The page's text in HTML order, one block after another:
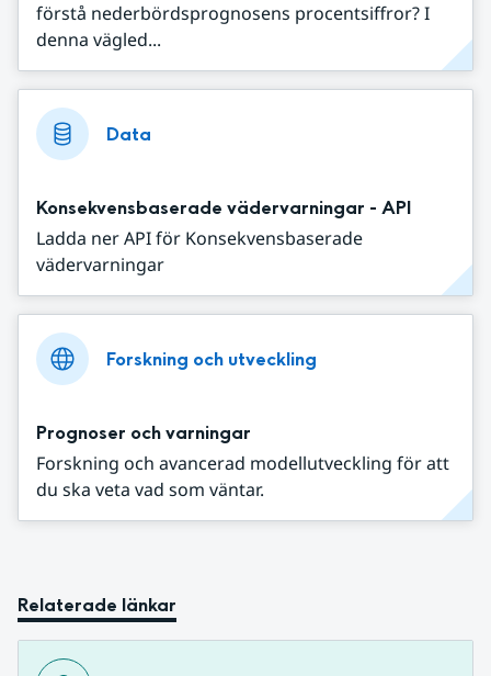
förstå nederbördsprognosens procentsiffror? I
denna vägled...
Data
Konsekvensbaserade vädervarningar - API
Ladda ner API för Konsekvensbaserade
vädervarningar
Forskning och utveckling
Prognoser och varningar
Forskning och avancerad modellutveckling för att
du ska veta vad som väntar.
Relaterade länkar